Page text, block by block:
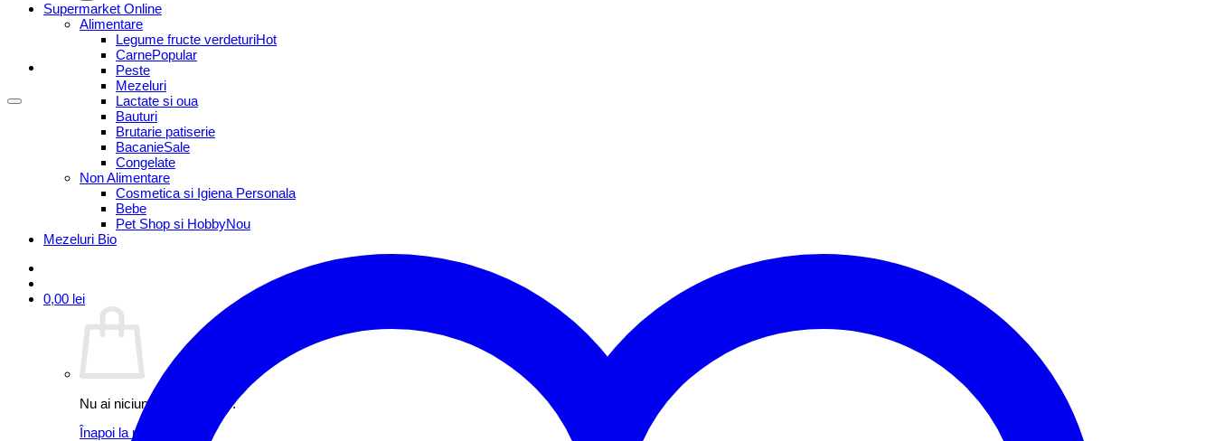
Supermarket Online
Alimentare
Legume fructe verdeturi
Carne
Peste
Mezeluri
Lactate si oua
Bauturi
Brutarie patiserie
Bacanie
Congelate
Non Alimentare
Cosmetica si Igiena Personala
Bebe
Pet Shop si Hobby
Mezeluri Bio
0,00 lei
Nu ai niciun produs în coș.
Înapoi la magazin